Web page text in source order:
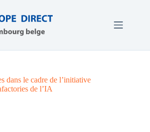
dans le cadre de l’initiative
de l’IA